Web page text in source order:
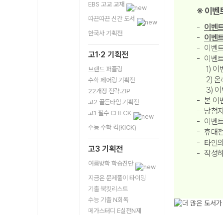
EBS 고교 교재
따끈따끈 신간 도서
한국사 기획전
고1·2 기획전
브랜드 퍼즐링
수학 페어링 기획전
22개정 전략.ZIP
고2 골든타임 기획전
고1 필수 CHECK
수능 수학 킥(KICK)
고3 기획전
여름방학 학습진단
지금은 문제풀이 타이밍
기출 북킷리스트
수능 기출 N회독
메가스터디 E실전N제
※ 이벤
이벤
이벤
이벤
이벤
1) 이
2) 온
3) 이
본 이
당첨
이벤
휴대
타인
작성